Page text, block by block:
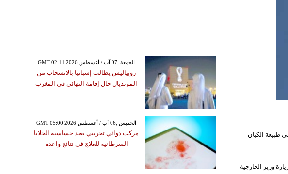
طبيعة الكيان
وزير الخارجية
GMT 02:11 2026 الجمعة ,07 آب / أغسطس
روبياليس يطالب إسبانيا بالانسحاب من
المونديال حال إقامة النهائي في المغرب
GMT 05:00 2026 الخميس ,06 آب / أغسطس
مركب دوائي تجريبي يعيد حساسية الخلايا
السرطانية للعلاج في نتائج واعدة